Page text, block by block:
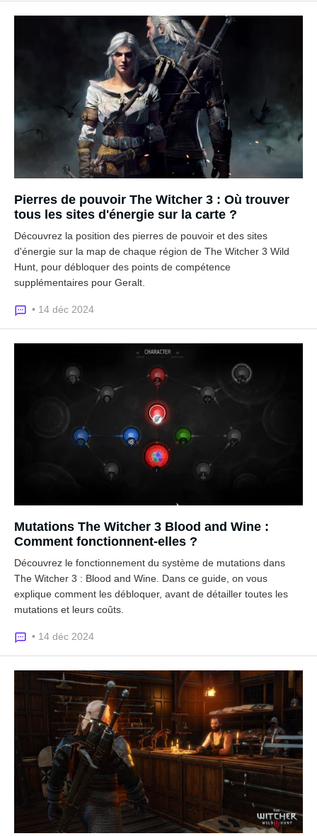
Pierres de pouvoir The Witcher 3 : Où trouver
tous les sites d'énergie sur la carte ?
Découvrez la position des pierres de pouvoir et des sites
d'énergie sur la map de chaque région de The Witcher 3 Wild
Hunt, pour débloquer des points de compétence
supplémentaires pour Geralt.
• 14 déc 2024
Mutations The Witcher 3 Blood and Wine :
Comment fonctionnent-elles ?
Découvrez le fonctionnement du système de mutations dans
The Witcher 3 : Blood and Wine. Dans ce guide, on vous
explique comment les débloquer, avant de détailler toutes les
mutations et leurs coûts.
• 14 déc 2024